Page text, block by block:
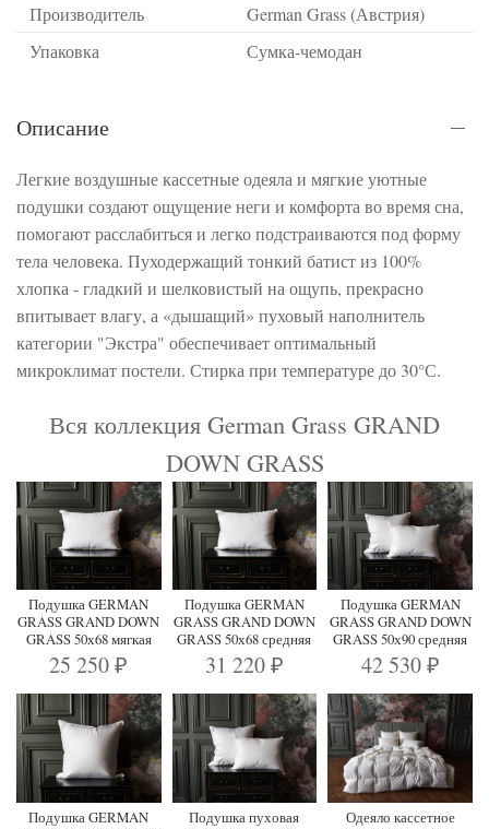
Производитель
German Grass (Австрия)
Упаковка
Сумка-чемодан
Описание
Легкие воздушные кассетные одеяла и мягкие уютные
подушки создают ощущение неги и комфорта во время сна,
помогают расслабиться и легко подстраиваются под форму
тела человека. Пуходержащий тонкий батист из 100%
хлопка - гладкий и шелковистый на ощупь, прекрасно
впитывает влагу, а «дышащий» пуховый наполнитель
категории "Экстра" обеспечивает оптимальный
микроклимат постели. Стирка при температуре до 30°С.
Вся коллекция German Grass GRAND
DOWN GRASS
Подушка GERMAN
GRASS GRAND DOWN
GRASS 50х68 мягкая
25 250₽
Подушка GERMAN
GRASS GRAND DOWN
GRASS 50х68 средняя
31 220 ₽
Подушка GERMAN
GRASS GRAND DOWN
GRASS 50х90 средняя
42 530 ₽
Подушка GERMAN
Подушка пуховая
Одеяло кассетное